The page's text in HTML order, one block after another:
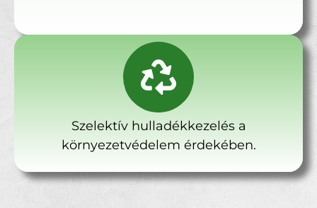
Szelektív hulladékkezelés a
környezetvédelem érdekében.